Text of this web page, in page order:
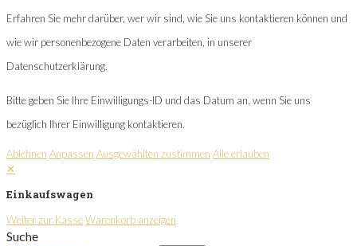
Erfahren Sie mehr darüber, wer wir sind, wie Sie uns kontaktieren können und
wie wir personenbezogene Daten verarbeiten, in unserer
Datenschutzerklärung.
Bitte geben Sie Ihre Einwilligungs-ID und das Datum an, wenn Sie uns
bezüglich Ihrer Einwilligung kontaktieren.
Ablehnen Anpassen Ausgewählten zustimmen Alle erlauben
✕
Einkaufswagen
Weiter zur KasseWarenkorb anzeigen
Suche